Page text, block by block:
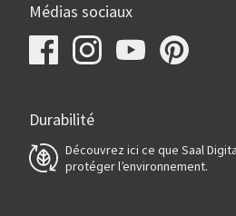
Médias sociaux
Durabilité
Découvrez ici ce que Saal
protéger l’environnement.